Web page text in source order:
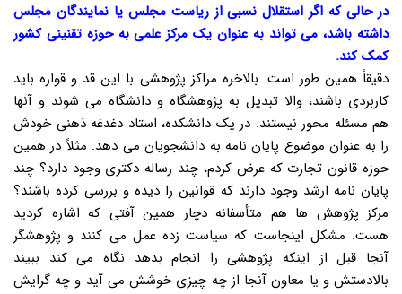
در حالی که اگر استقلال نسبی از ریاست مجلس یا نمایندگان مجلس
داشته باشد، می تواند به عنوان یک مرکز علمی به حوزه تقنینی کشور
کمک کند.
دقیقاً همین طور است. بالاخره مراکز پژوهشی با این قد و قواره باید
کاربردی باشند، والا تبدیل به پژوهشگاه و دانشگاه می شوند و آنها
هم مسئله محور نیستند. در یک دانشکده، استاد دغدغه ذهنی خودش
را به عنوان موضوع پایان نامه به دانشجویان می دهد. مثلاً در همین
حوزه قانون تجارت که عرض کردم، چند رساله دکتری وجود دارد؟ چند
پایان نامه ارشد وجود دارند که قوانین را دیده و بررسی کرده باشند؟
مرکز پژوهش ها هم متأسفانه دچار همین آفتی که اشاره کردید
هست. مشکل اینجاست که سیاست زده عمل می کنند و پژوهشگر
آنجا قبل از اینکه پژوهشی را انجام بدهد نگاه می کند ببیند
بالادستش و یا معاون آنجا از چه چیزی خوشش می آید و چه گرایش